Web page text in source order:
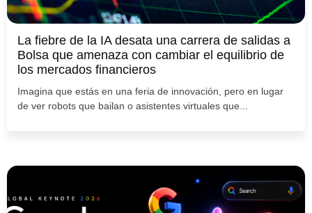
La fiebre de la IA desata una carrera de salidas a
Bolsa que amenaza con cambiar el equilibrio de
los mercados financieros
Imagina que estás en una feria de innovación, pero en lugar
de ver robots que bailan o asistentes virtuales que...